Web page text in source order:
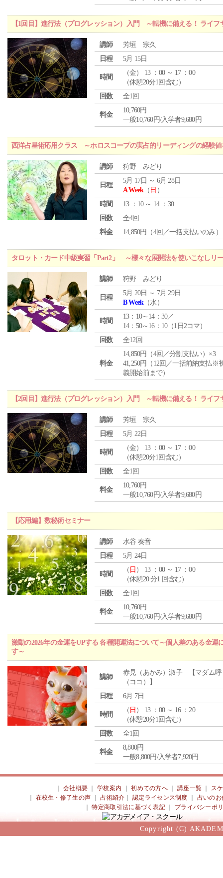
【1回目】進行法（プログレッション）入門 ～転機に備える！ ライフ
講師
芳垣 宗久
日程
5月 15日
時間
（金） 13 ：00 ～ 17 ：00
（休憩20分1回含む）
回数
全1回
料金
10,760円
一般10,760円/入学者9,680円
西洋占星術応用クラス ～ホロスコープの実占的リーディングの経験
講師 狩野 みどり
日程
5月 17日 ～ 6月 28日
A Week（ 日 ）
時間
13 ：10 ～ 14 ：30
回数
全4回
料金
14,850円（4回／一括支払いのみ）
タロット・カード中級実習「Part2」 ～様々な展開法を使いこなしリ
講師 狩野 みどり
日程
5月 20日 ～ 7月 29日
B Week（水）
時間
13：10～14：30／
14：50～16：10（1日2コマ）
回数
全12回
料金
14,850円（4回／分割支払い）×3
41,250円（12回／一括前納支払※
義開始前まで）
【2回目】進行法（プログレッション）入門 ～転機に備える！ ライフ
講師
芳垣 宗久
日程
5月 22日
時間
（金） 13 ：00 ～ 17 ：00
（休憩20分1回含む）
回数
全1回
料金
10,760円
一般10,760円/入学者9,680円
【応用編】数秘術セミナー
講師
水谷 奏音
日程
5月 24日
時間
（ 日 ） 13 ：00 ～ 17 ：00
（休憩20 分1 回含む）
回数
全1回
料金
10,760円
一般10,760円/入学者9,680円
激動の2026年の金運をUPする 各種開運法について～個人差のある金
す～
講師
赤見（あかみ）淑子 【マダム呼
（ココ）】
日程
6月 7日
時間
（ 日 ） 13 ：00 ～ 16 ：20
（休憩20分1回含む）
回数
全1回
料金
8,800円
一般8,800円/入学者7,920円
会社概要 ｜学校案内 ｜初めての方へ 講座一覧
ス
在校生・修了生の声 ｜占術紹介 ｜認定ライセンス制度
占いのお
｜特定商取引法に基づく表記 プライバシーポ
Copyright (C)